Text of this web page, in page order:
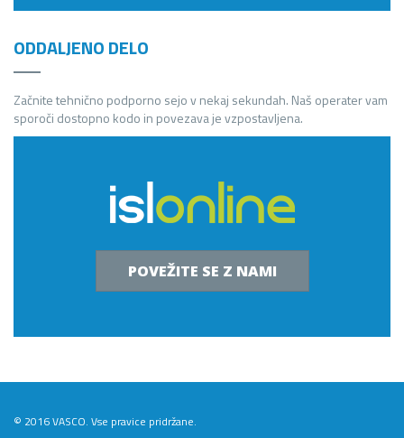
ODDALJENO DELO
Začnite tehnično podporno sejo v nekaj sekundah. Naš operater vam
sporoči dostopno kodo in povezava je vzpostavljena.
POVEŽITE SE Z NAMI
© 2016 VASCO. Vse pravice pridržane.